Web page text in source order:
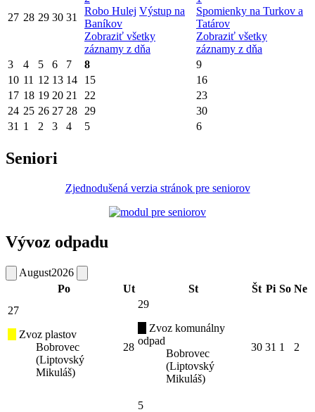
27 28 29 30 31
Robo Hulej Výstup na
Baníkov
Zobraziť všetky
záznamy z dňa
Spomienky na Turkov a
Tatárov
Zobraziť všetky
záznamy z dňa
3
4 5 6 7 8
9
10 11 12 13 14 15
16
17 18 19 20 21 22
23
24 25 26 27 28 29
30
31 1 2 3 4 5 6
Seniori
Zjednodušená verzia stránok pre seniorov
Vývoz odpadu
August2026
Po
Ut St Št Pi So Ne
27
Zvoz plastov
Bobrovec
(Liptovský
Mikuláš)
28
29
Zvoz komunálny
odpad
Bobrovec
(Liptovský
Mikuláš)
30 31 1 2
5